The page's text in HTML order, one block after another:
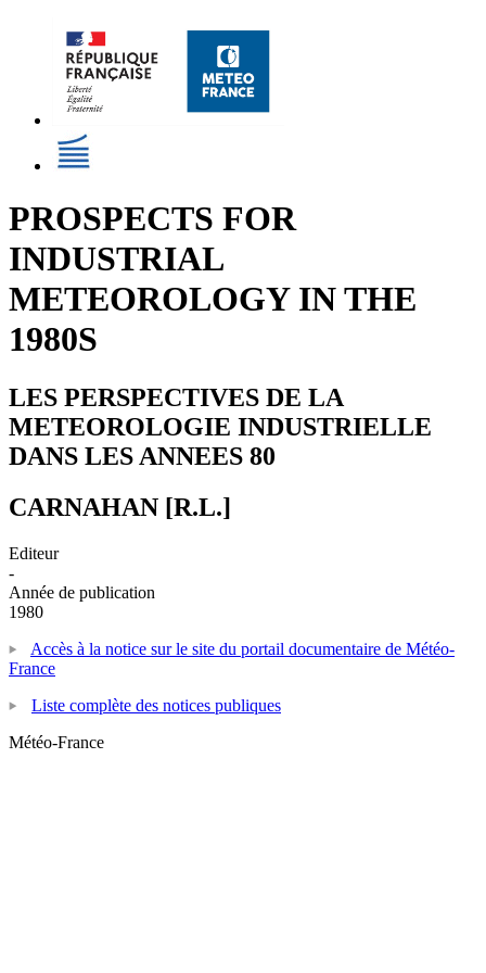
PROSPECTS FOR
INDUSTRIAL
METEOROLOGY IN THE
1980S
LES PERSPECTIVES DE LA
METEOROLOGIE INDUSTRIELLE
DANS LES ANNEES 80
CARNAHAN [R.L.]
Editeur
-
Année de publication
1980
Accès à la notice sur le site du portail documentaire de Météo-
France
Liste complète des notices publiques
Météo-France